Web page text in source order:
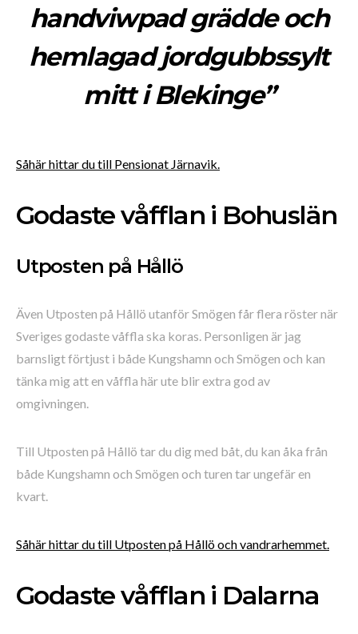
handviwpad grädde och
hemlagad jordgubbssylt
mitt i Blekinge”
Såhär hittar du till Pensionat Järnavik.
Godaste våfflan i Bohuslän
Utposten på Hållö
Även Utposten på Hållö utanför Smögen får flera röster när
Sveriges godaste våffla ska koras. Personligen är jag
barnsligt förtjust i både Kungshamn och Smögen och kan
tänka mig att en våffla här ute blir extra god av
omgivningen.
Till Utposten på Hållö tar du dig med båt, du kan åka från
både Kungshamn och Smögen och turen tar ungefär en
kvart.
Såhär hittar du till Utposten på Hållö och vandrarhemmet.
Godaste våfflan i Dalarna